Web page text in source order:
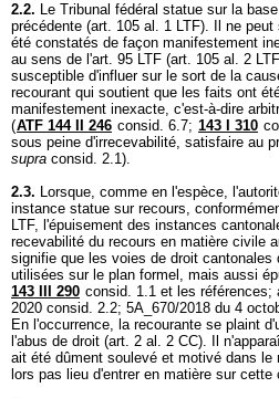
2.2. Le Tribunal fédéral statue sur la
précédente (art. 105 al. 1 LTF). Il ne peut
été constatés de façon manifestement
au sens de l'art. 95 LTF (art. 105 al. 2 LTF
susceptible d'influer sur le sort de la
recourant qui soutient que les faits ont
manifestement inexacte, c'est-à-dire
(ATF 144 II 246 consid. 6.7; 143 I 310
sous peine d'irrecevabilité, satisfaire au
supra consid. 2.1).
2.3. Lorsque, comme en l'espèce,
instance statue sur recours,
LTF, l'épuisement des instances
recevabilité du recours en matière civile
signifie que les voies de droit
utilisées sur le plan formel, mais aussi
143 III 290 consid. 1.1 et les références;
2020 consid. 2.2; 5A_670/2018 du 4
En l'occurrence, la recourante se plaint
l'abus de droit (art. 2 al. 2 CC). Il
ait été dûment soulevé et motivé dans le
lors pas lieu d'entrer en matière sur cette